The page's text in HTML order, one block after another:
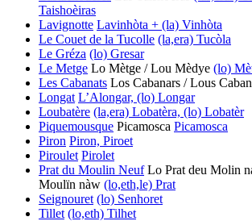
Taishoèiras
Lavignotte Lavinhòta + (la) Vinhòta
Le Couet de la Tucolle (la,era) Tucòla
Le Gréza (lo) Gresar
Le Metge Lo Mètge / Lou Mèdye (lo)
Les Cabanats Los Cabanars / Lous
Longat L’Alongar, (lo) Longar
Loubatère (la,era) Lobatèra, (lo) Lobatèr
Piquemousque Picamosca Picamosca
Piron Piron, Piroet
Piroulet Pirolet
Prat du Moulin NeufLo Prat deu Molin
Moulïn nàw (lo,eth,le) Prat
Seignouret (lo) Senhoret
Tillet (lo,eth) Tilhet